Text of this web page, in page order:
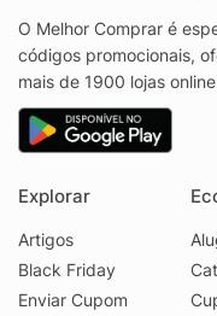
O Melhor Comprar é
códigos promocionais,
mais de 1900 lojas
Explorar
Artigos
Black Friday
Enviar Cupom